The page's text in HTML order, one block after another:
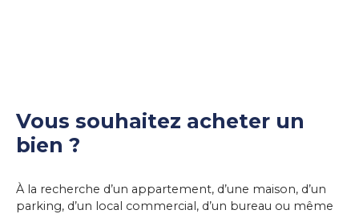
Vous souhaitez acheter un
bien ?
À la recherche d’un appartement, d’une maison, d’un
parking, d’un local commercial, d’un bureau ou même